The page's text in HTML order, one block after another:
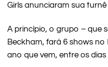
Girls anunciaram sua
A princípio, o grupo – que
Beckham, fará 6 shows
ano que vem, entre os dias